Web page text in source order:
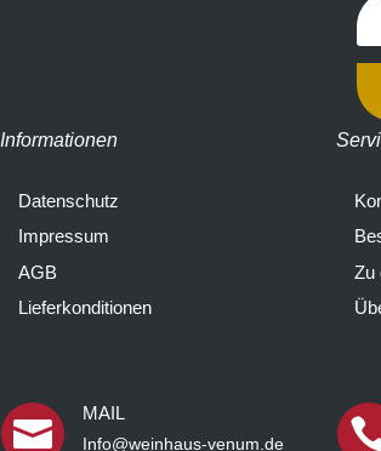
Informationen
Datenschutz
Impressum
AGB
Lieferkonditionen
Zu

MAIL
Info@weinhaus-venum.de